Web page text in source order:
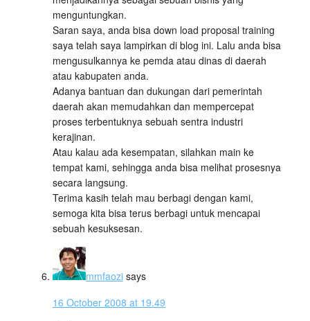
menguntungkan.
Saran saya, anda bisa down load proposal training
saya telah saya lampirkan di blog ini. Lalu anda bisa
mengusulkannya ke pemda atau dinas di daerah
atau kabupaten anda.
Adanya bantuan dan dukungan dari pemerintah
daerah akan memudahkan dan mempercepat
proses terbentuknya sebuah sentra industri
kerajinan.
Atau kalau ada kesempatan, silahkan main ke
tempat kami, sehingga anda bisa melihat prosesnya
secara langsung.
Terima kasih telah mau berbagi dengan kami,
semoga kita bisa terus berbagi untuk mencapai
sebuah kesuksesan.
mmfaozi says
16 October 2008 at 19.49